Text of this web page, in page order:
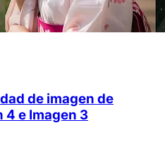
de imagen de
4 e Imagen 3